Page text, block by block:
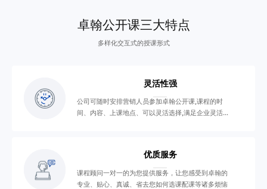
卓翰公开课三大特点
多样化交互式的授课形式
灵活性强
公司可随时安排营销人员参加卓翰公开课,课程的时
间、内容、上课地点、可以灵活选择,满足企业灵活学
优质服务
课程顾问一对一的为您提供服务，让您感受到卓翰的
专业、贴心、真诚、省去您如何选课配课等诸多烦恼